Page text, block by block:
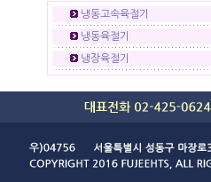
냉동고속육절기
냉동육절기
냉장육절기